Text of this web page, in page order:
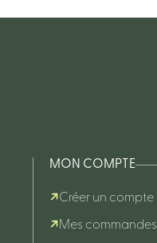
MON COMPTE
Créer un compte
Mes commandes